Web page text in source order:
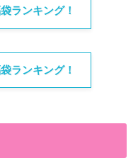
ランキング！
ランキング！